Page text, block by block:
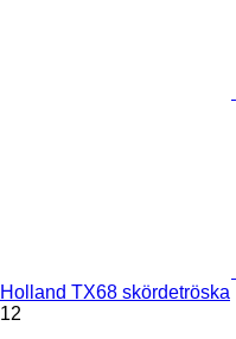
Holland TX68 skördetröska
12